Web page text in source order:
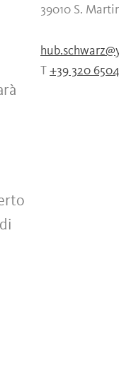
39010 S.
T +39 320